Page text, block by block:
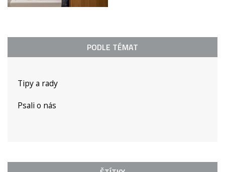
PODLE TÉMAT
Tipy a rady
Psali o nás